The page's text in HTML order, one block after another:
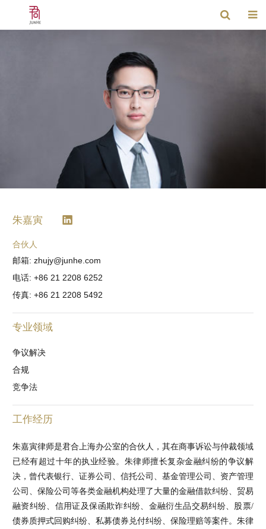
朱嘉寅
合伙人
邮箱: zhujy@junhe.com
电话: +86 21 2208 6252
传真: +86 21 2208 5492
专业领域
争议解决
合规
竞争法
工作经历
朱嘉寅律师是君合上海办公室的合伙人，其在商事诉讼与仲裁领域
已经有超过十年的执业经验。朱律师擅长复杂金融纠纷的争议解
决，曾代表银行、证券公司、信托公司、基金管理公司、资产管理
公司、保险公司等各类金融机构处理了大量的金融借款纠纷、贸易
融资纠纷、信用证及保函欺诈纠纷、金融衍生品交易纠纷、股票/
债券质押式回购纠纷、私募债券兑付纠纷、保险理赔等案件。朱律